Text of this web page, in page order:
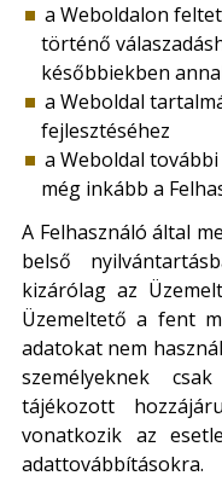
a Weboldalon
történő
későbbiekben
a Weboldal
fejlesztéséhez
a Weboldal
még inkább a
A Felhasználó által
belső
kizárólag az
Üzemeltető a fent
adatokat nem
személyeknek
tájékozott
vonatkozik az
adattovábbításokra.